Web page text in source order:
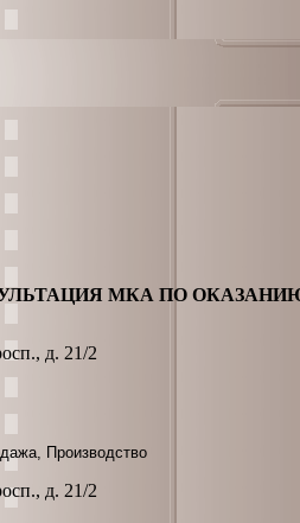
МКА ПО
д. 21/2
Производство
д. 21/2